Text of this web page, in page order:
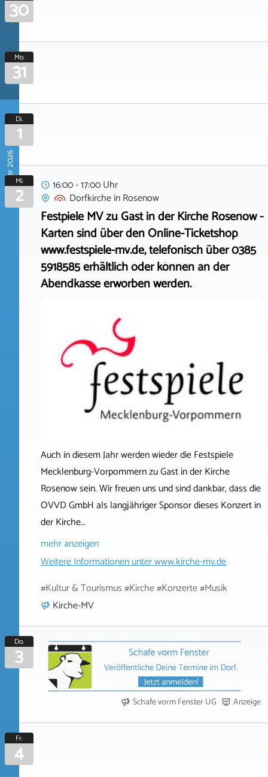
30
Mo.
31
September 2026
Di.
1
Mi.
2
16:00 - 17:00 Uhr
DorfkircheinRosenow
Festpiele MV zu Gast in der Kirche Rosenow -
Karten sind über den Online-Ticketshop
www.festspiele-mv.de, telefonisch über 0385
5918585 erhältlich oder können an der
Abendkasse erworben werden.
Auch in diesem Jahr werden wieder die Festspiele
Mecklenburg-Vorpommern zu Gast in der Kirche
Rosenow sein. Wir freuen uns und sind dankbar, dass die
OVVD GmbH als langjähriger Sponsor dieses Konzert in
der Kirche…
mehr anzeigen
Weitere Informationen unterwww.kirche-mv.de
#Kultur & Tourismus #Kirche #Konzerte #Musik
Kirche-MV
Do.
3
Schafe vorm Fenster UG Anzeige
Fr.
4